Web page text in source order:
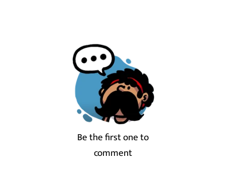
Be the first one to
comment